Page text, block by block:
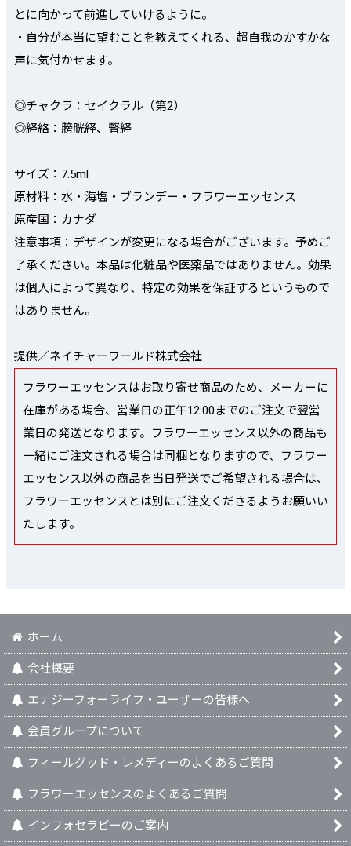
とに向かって前進していけるように。
・自分が本当に望むことを教えてくれる、超自我のかすかな
声に気付かせます。
◎チャクラ：セイクラル（第2）
◎経絡：膀胱経、腎経
サイズ：7.5ml
原材料：水・海塩・ブランデー・フラワーエッセンス
原産国：カナダ
注意事項：デザインが変更になる場合がございます。予めご
了承ください。本品は化粧品や医薬品ではありません。効果
は個人によって異なり、特定の効果を保証するというもので
はありません。
提供／ネイチャーワールド株式会社
フラワーエッセンスはお取り寄せ商品のため、メーカーに
在庫がある場合、営業日の正午12:00までのご注文で翌営
業日の発送となります。フラワーエッセンス以外の商品も
一緒にご注文される場合は同梱となりますので、フラワー
エッセンス以外の商品を当日発送でご希望される場合は、
フラワーエッセンスとは別にご注文くださるようお願いい
たします。
ホーム
会社概要
エナジーフォーライフ・ユーザーの皆様へ
会員グループについて
フィールグッド・レメディーのよくあるご質問
フラワーエッセンスのよくあるご質問
インフォセラピーのご案内